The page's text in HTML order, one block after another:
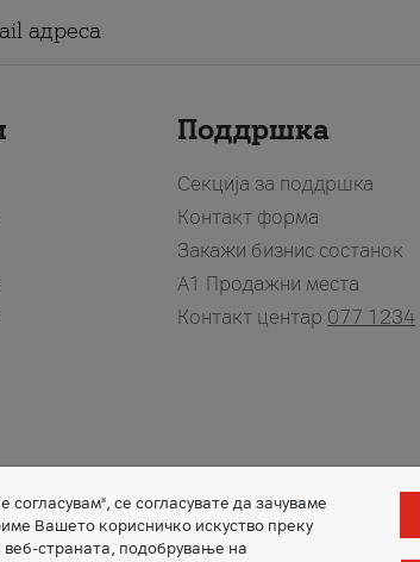
Поддршка
Секција за поддршка
Контакт форма
Закажи бизнис состанок
A1 Продажни места
Контакт центар 077 1234
се согласувате да зачуваме
Вашето корисничко искуство преку
страната, подобрување на